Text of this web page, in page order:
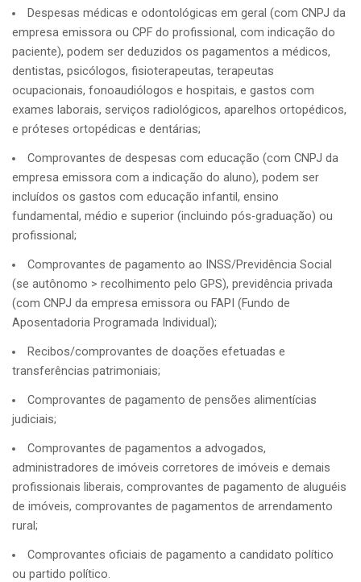
Despesas médicas e odontológicas em geral (com CNPJ da
empresa emissora ou CPF do profissional, com indicação do
paciente), podem ser deduzidos os pagamentos a médicos,
dentistas, psicólogos, fisioterapeutas, terapeutas
ocupacionais, fonoaudiólogos e hospitais, e gastos com
exames laborais, serviços radiológicos, aparelhos ortopédicos,
e próteses ortopédicas e dentárias;
Comprovantes de despesas com educação (com CNPJ da
empresa emissora com a indicação do aluno), podem ser
incluídos os gastos com educação infantil, ensino
fundamental, médio e superior (incluindo pós-graduação) ou
profissional;
Comprovantes de pagamento ao INSS/Previdência Social
(se autônomo > recolhimento pelo GPS), previdência privada
(com CNPJ da empresa emissora ou FAPI (Fundo de
Aposentadoria Programada Individual);
Recibos/comprovantes de doações efetuadas e
transferências patrimoniais;
Comprovantes de pagamento de pensões alimentícias
judiciais;
Comprovantes de pagamentos a advogados,
administradores de imóveis corretores de imóveis e demais
profissionais liberais, comprovantes de pagamento de aluguéis
de imóveis, comprovantes de pagamentos de arrendamento
rural;
Comprovantes oficiais de pagamento a candidato político
ou partido político.